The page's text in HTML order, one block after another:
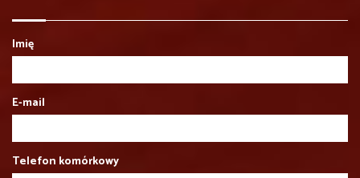
Imię
E-mail
Telefon komórkowy